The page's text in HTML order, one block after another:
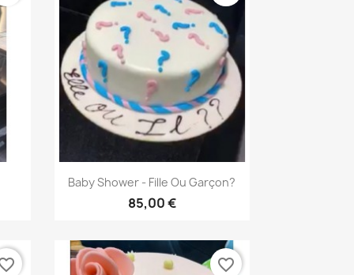
Aperçu rapide
Baby Shower - Fille Ou Garçon?
85,00 €
favorite_border